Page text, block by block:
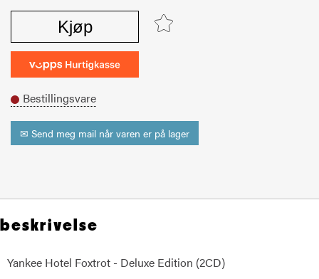
Kjøp
Bestillingsvare
✉ Send meg mail når varen er på lager
beskrivelse
Yankee Hotel Foxtrot - Deluxe Edition (2CD)